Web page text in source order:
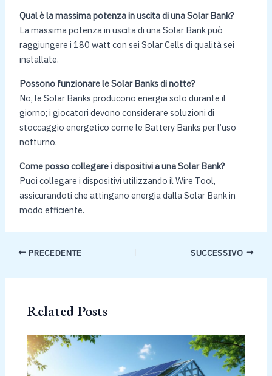
Qual è la massima potenza in uscita di una Solar Bank?
La massima potenza in uscita di una Solar Bank può
raggiungere i 180 watt con sei Solar Cells di qualità sei
installate.
Possono funzionare le Solar Banks di notte?
No, le Solar Banks producono energia solo durante il
giorno; i giocatori devono considerare soluzioni di
stoccaggio energetico come le Battery Banks per l’uso
notturno.
Come posso collegare i dispositivi a una Solar Bank?
Puoi collegare i dispositivi utilizzando il Wire Tool,
assicurandoti che attingano energia dalla Solar Bank in
modo efficiente.
PRECEDENTE SUCCESSIVO
Related Posts